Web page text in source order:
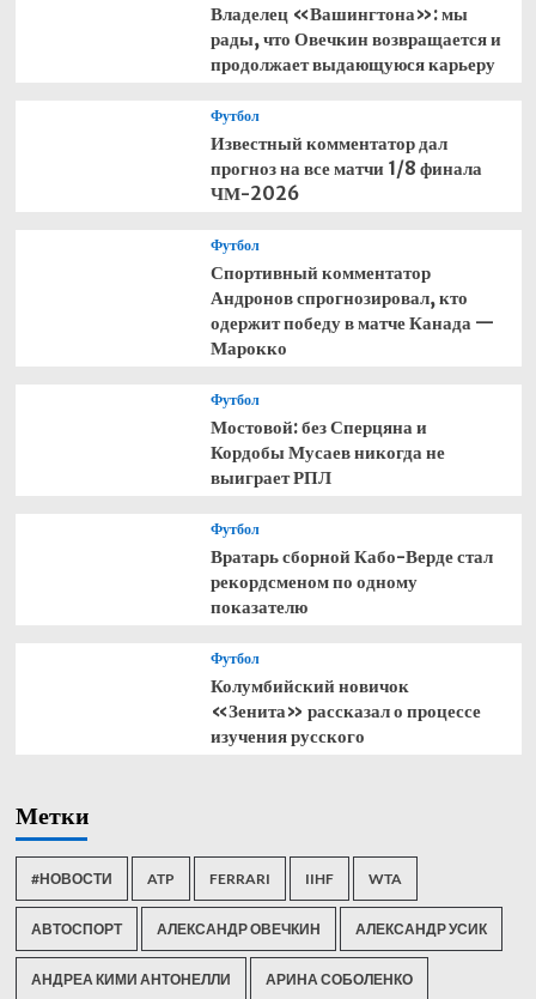
Владелец «Вашингтона»: мы
рады, что Овечкин возвращается и
продолжает выдающуюся карьеру
Футбол
Известный комментатор дал
прогноз на все матчи 1/8 финала
ЧМ-2026
Футбол
Спортивный комментатор
Андронов спрогнозировал, кто
одержит победу в матче Канада —
Марокко
Футбол
Мостовой: без Сперцяна и
Кордобы Мусаев никогда не
выиграет РПЛ
Футбол
Вратарь сборной Кабо-Верде стал
рекордсменом по одному
показателю
Футбол
Колумбийский новичок
«Зенита» рассказал о процессе
изучения русского
Метки
#НОВОСТИ ATP FERRARI IIHF WTA
АВТОСПОРТ АЛЕКСАНДР ОВЕЧКИН АЛЕКСАНДР УСИК
АНДРЕА КИМИ АНТОНЕЛЛИ АРИНА СОБОЛЕНКО